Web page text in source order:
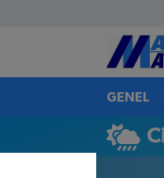
GENEL
Antalya Nöbetçi
Antalya Hava
Antalya Namaz